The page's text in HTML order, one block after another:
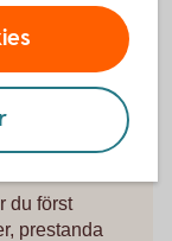
du först
prestanda